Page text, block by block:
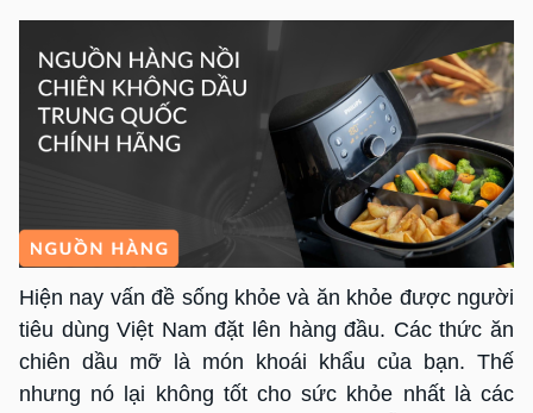
Hiện nay vấn đề sống khỏe và ăn khỏe được người
tiêu dùng Việt Nam đặt lên hàng đầu. Các thức ăn
chiên dầu mỡ là món khoái khẩu của bạn. Thế
nhưng nó lại không tốt cho sức khỏe nhất là các